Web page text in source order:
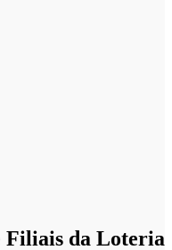
da Loteria